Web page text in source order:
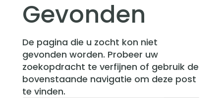
Gevonden
De pagina die u zocht kon niet
gevonden worden. Probeer uw
zoekopdracht te verfijnen of gebruik de
bovenstaande navigatie om deze post
te vinden.